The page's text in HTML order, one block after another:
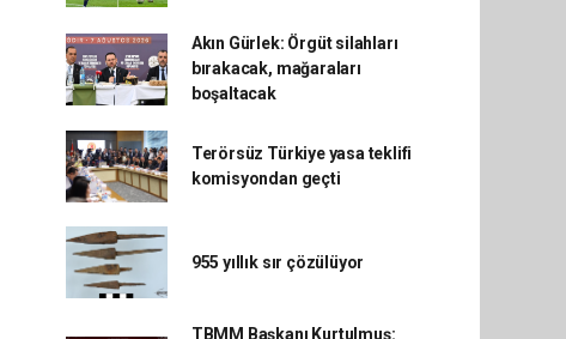
Akın Gürlek: Örgüt silahları
bırakacak, mağaraları
boşaltacak
Terörsüz Türkiye yasa teklifi
komisyondan geçti
955 yıllık sır çözülüyor
TBMM Başkanı Kurtulmuş: